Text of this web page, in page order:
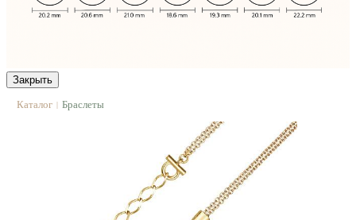
Закрыть
Каталог | Браслеты